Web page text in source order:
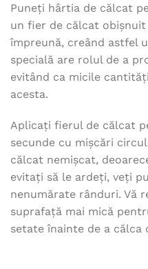
Puneți hârtia de călcat
un fier de călcat
împreună, creând astfel
specială are rolul de a
evitând ca micile
acesta.
Aplicați fierul de călcat
secunde cu mișcări
călcat nemișcat,
evitați să le ardeți, veți
nenumărate rânduri. Vă
suprafață mai mică
setate înainte de a călca